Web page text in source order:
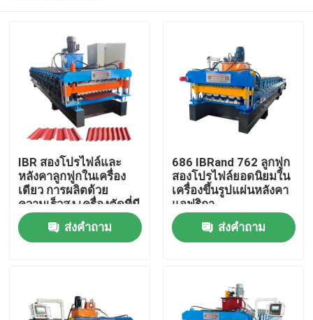
สินค้า
IBR สองโปรไฟล์และ
หลังคาลูกฟูกในเครื่อง
เดียว การผลิตด้วย
ความเร็วสูง เครื่องตัดที่มี
ความแม่นยำ
ส่งคำถาม
686 IBRand 762 ลูกฟูก
สองโปรไฟล์ยอดนิยมใน
เครื่องขึ้นรูปแผ่นหลังคา
แอฟริกา
ส่งคำถาม